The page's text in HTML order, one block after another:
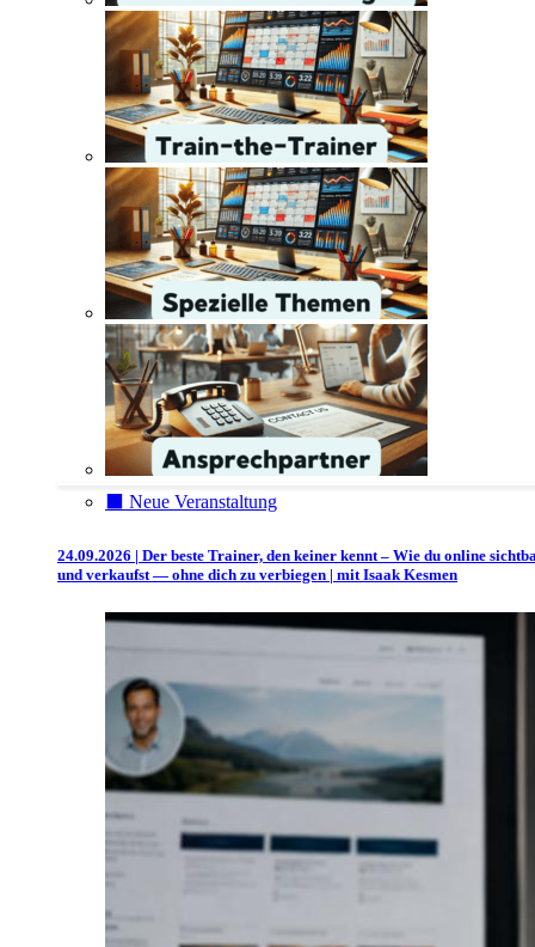
⬛️ Neue Veranstaltung
24.09.2026 | Der beste Trainer, den keiner kennt – Wie du online
und verkaufst — ohne dich zu verbiegen | mit Isaak Kesmen